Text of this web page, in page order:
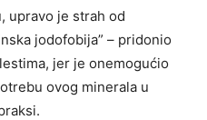
upravo je strah od
jodofobija” – pridonio
jer je onemogućio
ovog minerala u